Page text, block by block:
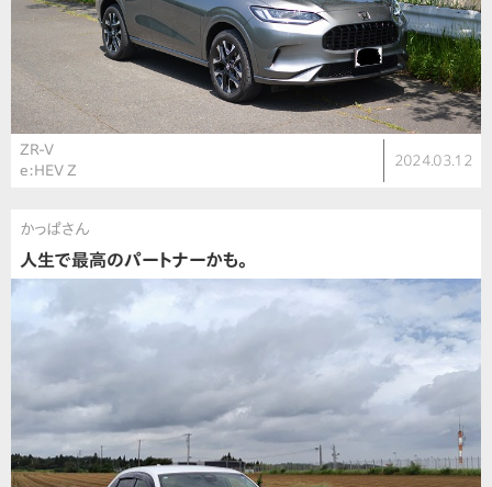
ZR-V
e:HEV Z
2024.03.12
かっぱさん
人生で最高のパートナーかも。